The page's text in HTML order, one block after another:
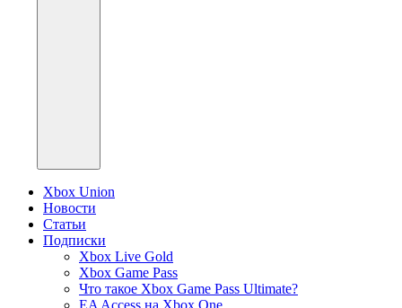
Xbox Union
Новости
Статьи
Подписки
Xbox Live Gold
Xbox Game Pass
Что такое Xbox Game Pass Ultimate?
EA Access на Xbox One